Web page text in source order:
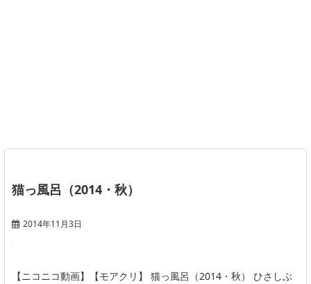
猫っ風呂（2014・秋）
2014年11月3日
【ニコニコ動画】【モアクリ】 猫っ風呂（2014・秋） ひさしぶ